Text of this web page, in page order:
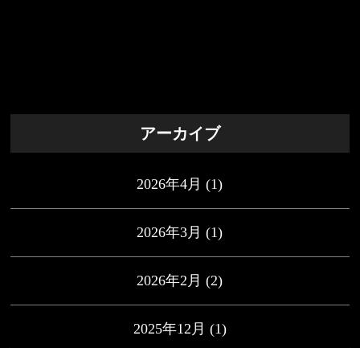
アーカイブ
2026年4月 (1)
2026年3月 (1)
2026年2月 (2)
2025年12月 (1)